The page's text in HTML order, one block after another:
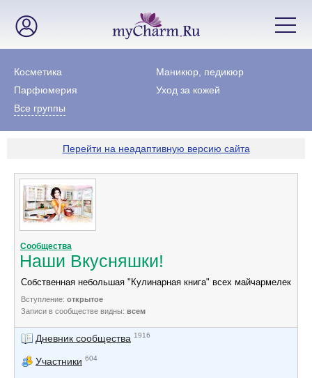
Косметика
Маникюр, педикюр
Парфюмерия
Уход за кожей
Все группы
Перейти на неадаптивную версию сайта
Сообщества
Наши Вкусняшки!
Собственная небольшая "Кулинарная книга" всех майчармелек
Вступление: открытое
Записи в сообществе видны: всем
Дневник сообщества 1916
Участники 604